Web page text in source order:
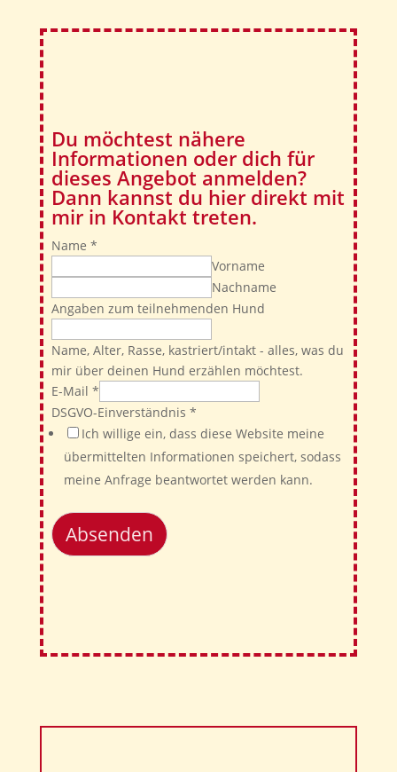
Du möchtest nähere
Informationen oder dich für
dieses Angebot anmelden?
Dann kannst du hier direkt mit
mir in Kontakt treten.
Name *
Vorname
Nachname
Angaben zum teilnehmenden Hund
Name, Alter, Rasse, kastriert/intakt - alles, was du
mir über deinen Hund erzählen möchtest.
E-Mail *
DSGVO-Einverständnis *
Ich willige ein, dass diese Website meine
übermittelten Informationen speichert, sodass
meine Anfrage beantwortet werden kann.
Absenden